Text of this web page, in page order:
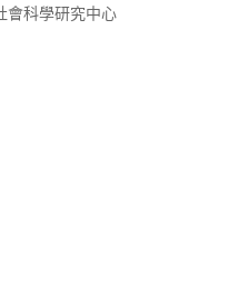
會科學研究中心